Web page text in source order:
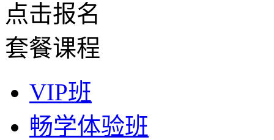
点击报名
套餐课程
VIP班
畅学体验班